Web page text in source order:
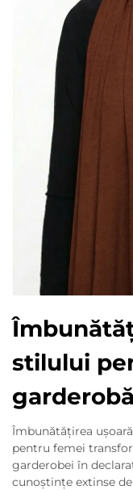
stilului
garderobă
Îmbunătățirea
pentru femei
garderobei în
cunoștințe extinse